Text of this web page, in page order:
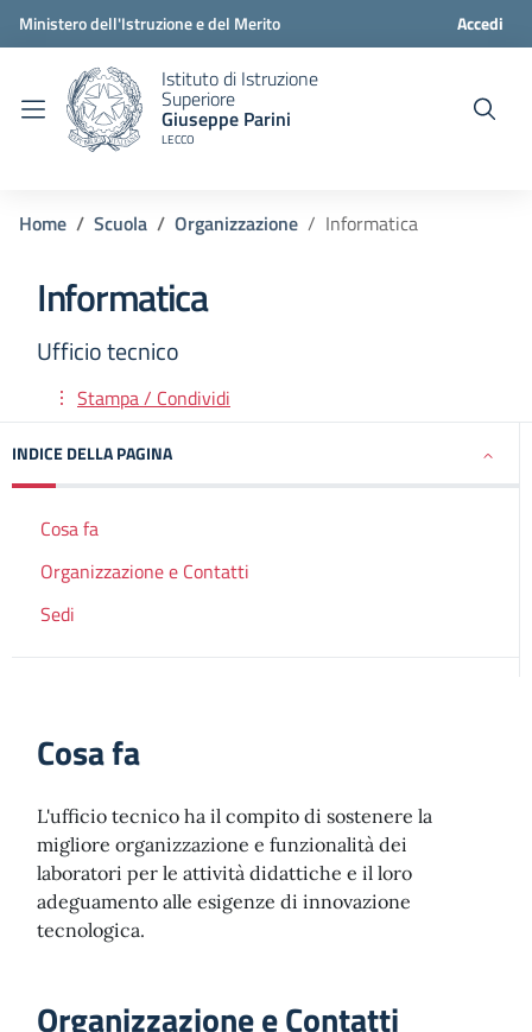
Ministero dell'Istruzione e del Merito Accedi
Istituto di Istruzione
Superiore
Giuseppe Parini
LECCO
Home Scuola Organizzazione Informatica
Informatica
Ufficio tecnico
Stampa / Condividi
INDICE DELLA PAGINA
Cosa fa
Organizzazione e Contatti
Sedi
Cosa fa
L'ufficio tecnico ha il compito di sostenere la
migliore organizzazione e funzionalità dei
laboratori per le attività didattiche e il loro
adeguamento alle esigenze di innovazione
tecnologica.
Organizzazione e Contatti